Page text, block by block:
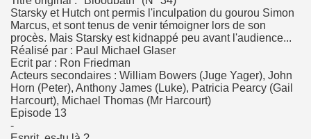
Starsky et Hutch ont permis l'inculpation du gourou Simon
Marcus, et sont tenus de venir témoigner lors de son
procès. Mais Starsky est kidnappé peu avant l'audience...
Réalisé par : Paul Michael Glaser
Ecrit par : Ron Friedman
Acteurs secondaires : William Bowers (Juge Yager), John
Horn (Peter), Anthony James (Luke), Patricia Pearcy (Gail
Harcourt), Michael Thomas (Mr Harcourt)
Episode 13
-